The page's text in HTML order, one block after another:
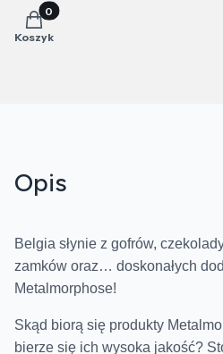
Produkty w koszyku: 0. Zobacz
Koszyk
Opis
Belgia słynie z gofrów,
zamków oraz… doskonałych
Metalmorphose!
Skąd biorą się produkty
bierze się ich wysoka jakość?